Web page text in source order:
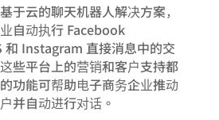
于云的聊天机器人解决方案，
自动执行 Facebook
和 Instagram 直接消息中的交
些平台上的营销和客户支持都
功能可帮助电子商务企业推动
并自动进行对话。